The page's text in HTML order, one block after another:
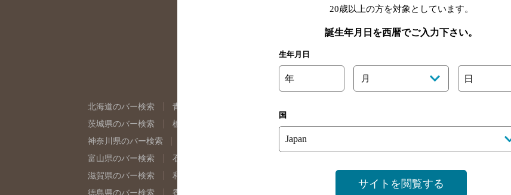
北海道のバー検索 青森県のバー検索
茨城県のバー検索
栃木県のバー検索
神奈川県のバー検索
埼玉県のバー検索
富山県のバー検索
石川県のバー検索
滋賀県のバー検索
和歌山県のバー検索 山口県のバー検索
徳島県のバー検索
香川県のバー検索
20歳以上の方を対象としています。
誕生年月日を西暦でご入力下さい。
生年月日
年 月 日
国
サイトを閲覧する